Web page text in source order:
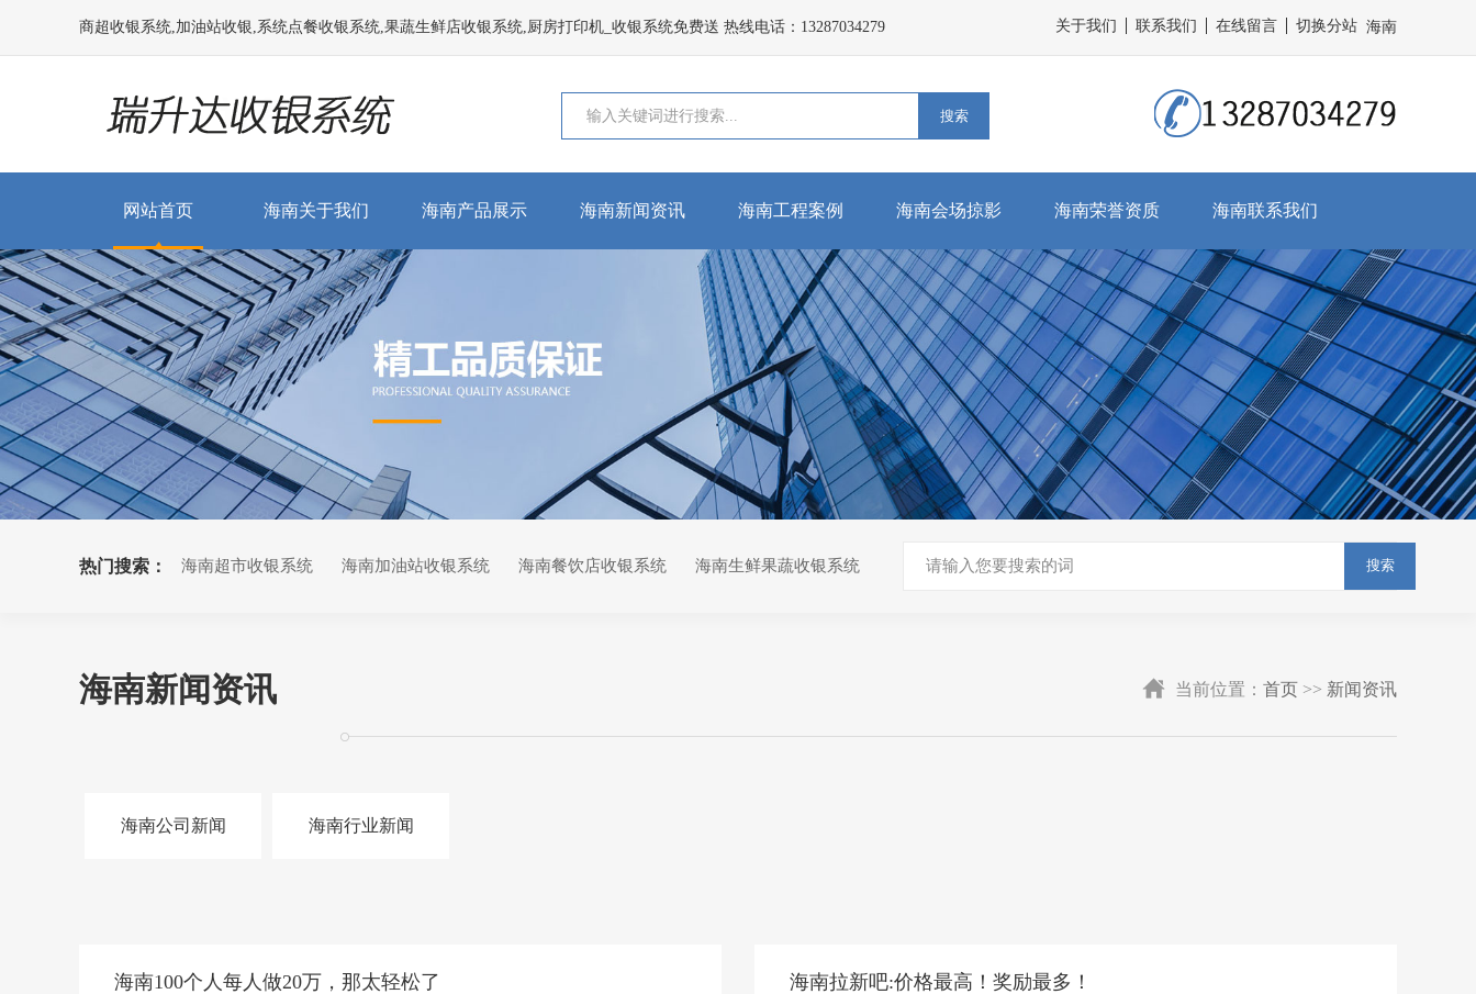
商超收银系统,加油站收银,系统点餐收银系统,果蔬生鲜店收银系统,厨房打印机_收银系统免费送 热线电话：13287034279 关于我们 联系我们 在线留言 海南
切换分站
搜索
网站首页 海南关于我们 海南产品展示 海南新闻资讯 海南工程案例 海南会场掠影 海南荣誉资质 海南联系我们
热门搜索： 海南超市收银系统 海南加油站收银系统 海南餐饮店收银系统 海南生鲜果蔬收银系统 搜索
海南新闻资讯 当前位置： 首页 >> 新闻资讯
海南公司新闻 海南行业新闻
海南100个人每人做20万，那太轻松了 海南拉新吧:价格最高！奖励最多！